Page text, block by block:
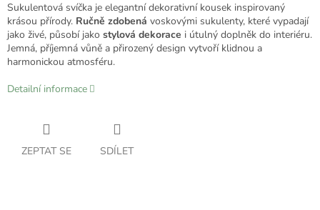
Sukulentová svíčka je elegantní dekorativní kousek inspirovaný
krásou přírody. Ručně zdobená voskovými sukulenty, které vypadají
jako živé, působí jako stylová dekorace i útulný doplněk do interiéru.
Jemná, příjemná vůně a přirozený design vytvoří klidnou a
harmonickou atmosféru.
Detailní informace
ZEPTAT SE SDÍLET